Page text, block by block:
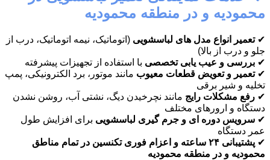
محمودیه و در منطقه محمودیه
✔تعمیر انواع مدل های لباسشویی (اتوماتیک، نیمه اتوماتیک، درب از
جلو و درب از بالا)
✔ بررسی و عیب یابی تخصصی با استفاده از تجهیزات پیشرفته
✔تعمیر و تعویض قطعات معیوب مانند موتور، برد الکترونیکی، پمپ
تخلیه و شیر برقی
✔ رفع مشکلات رایج مانند نچرخیدن دیگ، نشتی آب، روشن نشدن
دستگاه و ارورهای مختلف
✔ سرویس دوره ای و جرم گیری لباسشویی برای افزایش طول
عمر دستگاه
✔
پشتیبانی ۲۴ ساعته و اعزام فوری تکنسین در تمام مناطق
محمودیه و در منطقه محمودیه